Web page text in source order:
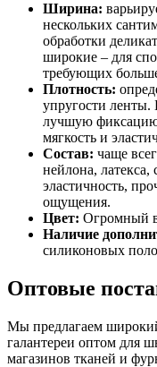
Ширина:
нескольких
обработки
широкие – для
требующих
Плотность:
упругости ленты.
лучшую фиксацию
мягкость и
Состав: чаще
нейлона, латекса,
эластичность,
ощущения.
Цвет: Огромный
Наличие
силиконовых
Оптовые
Мы предлагаем
галантереи оптом для
магазинов тканей и